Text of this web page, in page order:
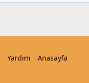
Yardım Anasayfa